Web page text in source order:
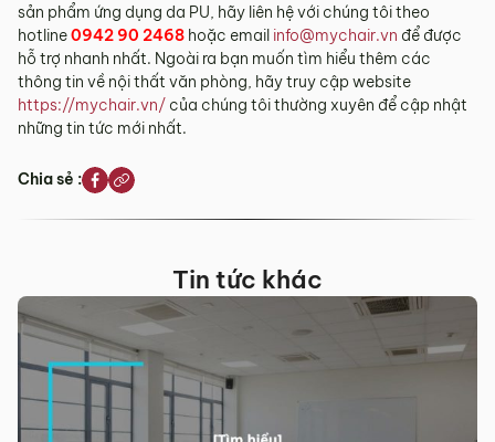
sản phẩm ứng dụng da PU, hãy liên hệ với chúng tôi theo
hotline0942 90 2468 hoặc email info@mychair.vn để được
hỗ trợ nhanh nhất. Ngoài ra bạn muốn tìm hiểu thêm các
thông tin về nội thất văn phòng, hãy truy cập website
https://mychair.vn/ của chúng tôi thường xuyên để cập nhật
những tin tức mới nhất.
Chia sẻ :
Tin tức khác